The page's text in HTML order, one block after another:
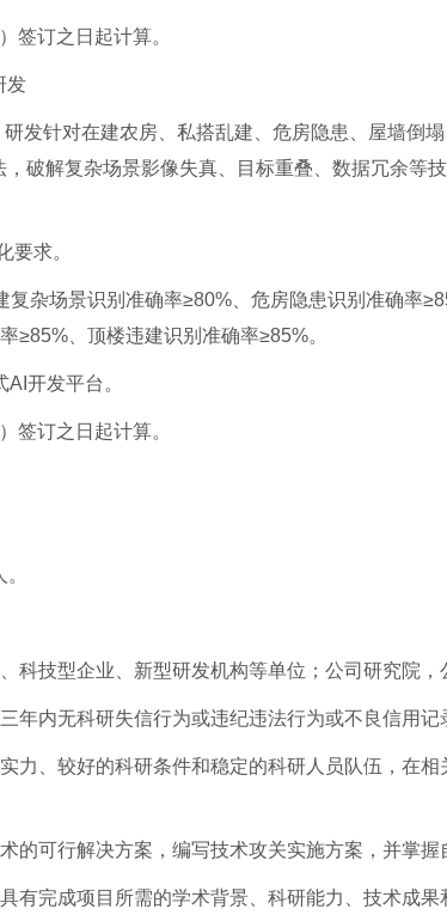
签订之日起计算。
发
发针对在建农房、私搭乱建、危房隐患、屋墙倒
破解复杂场景影像失真、目标重叠、数据冗余等
要求。
复杂场景识别准确率≥80%、危房隐患识别准确率
≥85%、顶楼违建识别准确率≥85%。
开发平台。
签订之日起计算。
科技型企业、新型研发机构等单位；公司研究院
年内无科研失信行为或违纪违法行为或不良信用记
力、较好的科研条件和稳定的科研人员队伍，在
的可行解决方案，编写技术攻关实施方案，并掌握
有完成项目所需的学术背景、科研能力、技术成